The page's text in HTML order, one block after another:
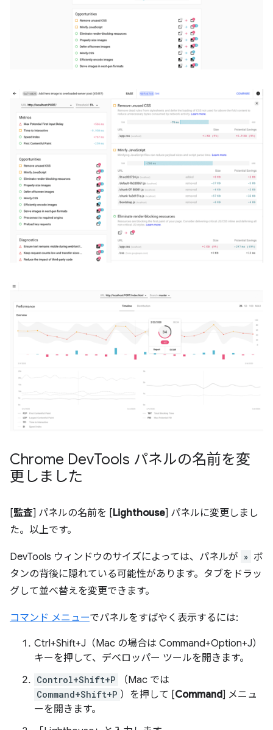
Chrome DevTools パネルの名前を変
更しました
[監査] パネルの名前を [Lighthouse] パネルに変更しまし
た。以上です。
DevTools ウィンドウのサイズによっては、パネルが » ボ
タンの背後に隠れている可能性があります。タブをドラッ
グして並べ替えを変更できます。
コマンド メニューでパネルをすばやく表示するには:
Ctrl+Shift+J（Mac の場合は Command+Option+J）
キーを押して、デベロッパー ツールを開きます。
Control+Shift+P （Mac では
Command+Shift+P ）を押して [Command] メニュ
ーを開きます。